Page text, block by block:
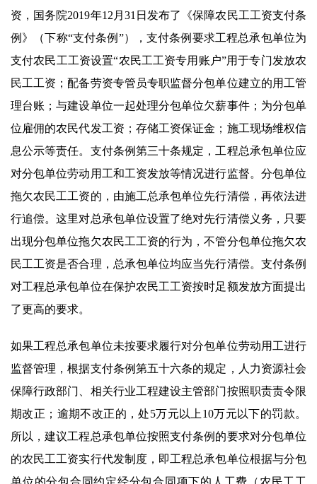
资，国务院2019年12月31日发布了《保障农民工工资支付条
例》（下称“支付条例”），支付条例要求工程总承包单位为
支付农民工工资设置“农民工工资专用账户”用于专门发放农
民工工资；配备劳资专管员专职监督分包单位建立的用工管
理台账；与建设单位一起处理分包单位欠薪事件；为分包单
位雇佣的农民代发工资；存储工资保证金；施工现场维权信
息公示等责任。支付条例第三十条规定，工程总承包单位应
对分包单位劳动用工和工资发放等情况进行监督。分包单位
拖欠农民工工资的，由施工总承包单位先行清偿，再依法进
行追偿。这里对总承包单位设置了绝对先行清偿义务，只要
出现分包单位拖欠农民工工资的行为，不管分包单位拖欠农
民工工资是否合理，总承包单位均应当先行清偿。支付条例
对工程总承包单位在保护农民工工资按时足额发放方面提出
了更高的要求。
如果工程总承包单位未按要求履行对分包单位劳动用工进行
监督管理，根据支付条例第五十六条的规定，人力资源社会
保障行政部门、相关行业工程建设主管部门按照职责责令限
期改正；逾期不改正的，处5万元以上10万元以下的罚款。
所以，建议工程总承包单位按照支付条例的要求对分包单位
的农民工工资实行代发制度，即工程总承包单位根据与分包